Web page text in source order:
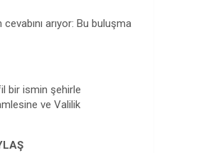
arıyor: Bu buluşma
bir ismin şehirle
ve Valilik